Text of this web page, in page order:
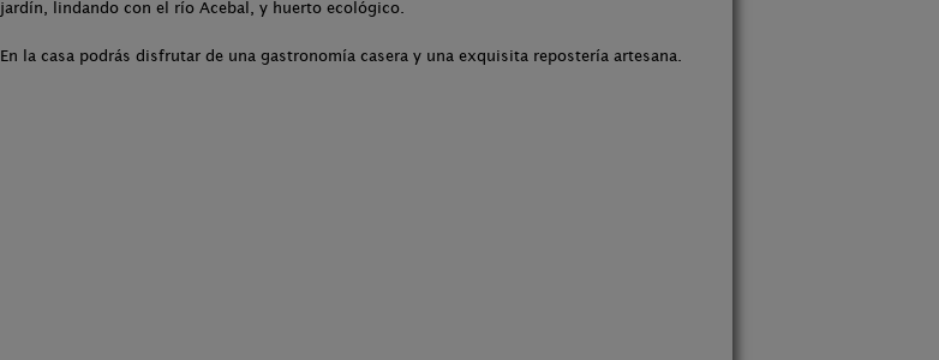
jardín, lindando con el río Acebal, y huerto ecológico.
En la casa podrás disfrutar de una gastronomía casera y una exquisita repostería artesana.